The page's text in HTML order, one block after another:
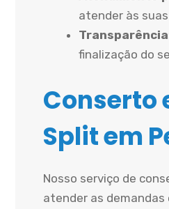
atender às
finalização do
Conserto
Split em
Nosso serviço de
atender as